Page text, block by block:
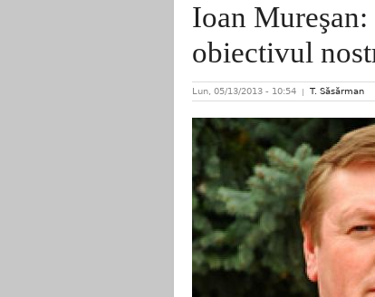
Ioan
obiectivul
Lun, 05/13/2013 - 10:54 T. Săsărman